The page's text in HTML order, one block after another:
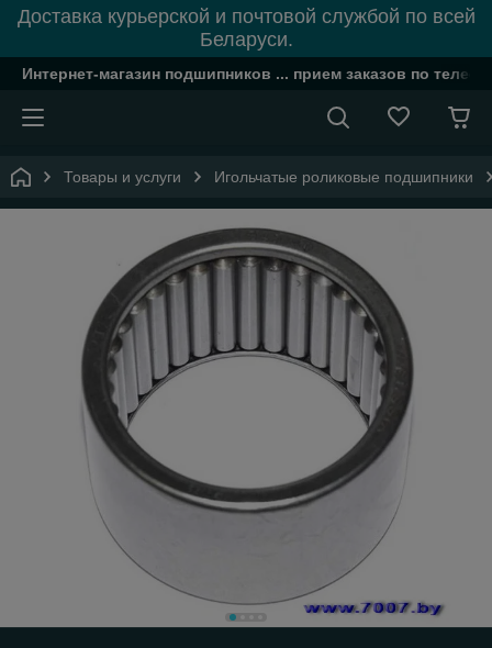
Доставка курьерской и почтовой службой по всей
Беларуси.
Интернет-магазин подшипников ... прием заказов по
Товары и услуги Игольчатые роликовые подшипники